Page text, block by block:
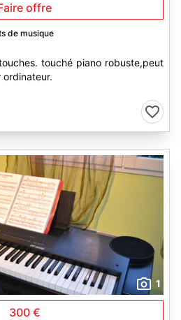
offre
de musique
touché piano robuste,peut
1
300 €